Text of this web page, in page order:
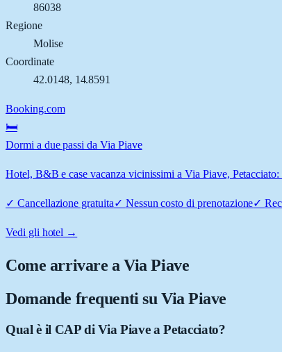
86038
Regione
Molise
Coordinate
42.0148, 14.8591
Booking.com
🛏️
Dormi a due passi da Via Piave
Hotel, B&B e case vacanza vicinissimi a Via Piave,
✓ Cancellazione gratuita✓ Nessun costo di prenotazione✓
Vedi gli hotel →
Come arrivare aVia Piave
Domande frequenti su Via Piave
Qual è il CAP di Via Piave a Petacciato?